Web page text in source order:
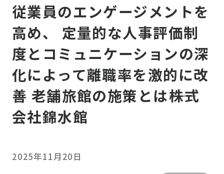
従業員のエンゲージメントを
高め、 定量的な人事評価制
度とコミュニケーションの深
化によって離職率を激的に改
善 老舗旅館の施策とは――株式
会社錦水館
2025年11月20日